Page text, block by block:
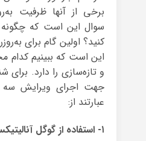
برخی از آنها ظرفیت
سوال این است که چگونه
کنید؟ اولین گام برای
این است که ببینیم کدام
و تازه‌سازی را دارد.
جهت اجرای ویرایش
عبارتند از:
۱- استفاده از گوگل آنالیتیکس